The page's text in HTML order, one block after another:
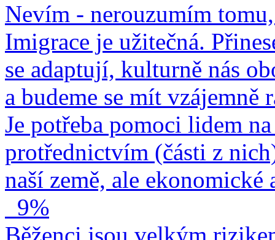
Nevím - nerouzumím
Imigrace je užitečná.
se adaptují, kulturně nás
a budeme se mít vzájemně
Je potřeba pomoci lidem
protřednictvím (části z
naší země, ale
9%